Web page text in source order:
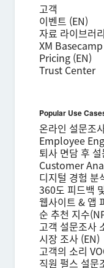
고객
이벤트 (EN)
자료 라이브러
XM
Pricing (EN)
Trust Center
Popular Use
온라인 설문조
Employee
퇴사 면담 후
Customer
디지털 경험 분
360도 피드백
웹사이트 & 앱
순 추천 지수
고객 설문조사
시장 조사 (EN)
고객의 소리
직원 펄스 설문